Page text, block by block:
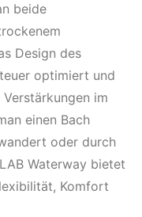
beide
Design des
optimiert und
im
einen Bach
oder durch
Waterway bietet
Komfort